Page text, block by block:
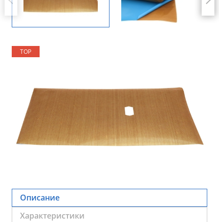
TOP
TOP
TOP
Описание
Характеристики